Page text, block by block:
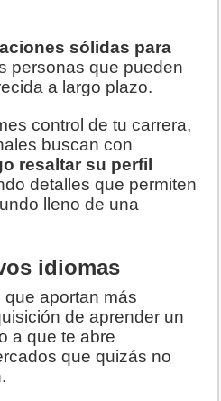
sólidas para
personas que pueden
a largo plazo.
control de tu carrera,
buscan con
resaltar su perfil
detalles que permiten
lleno de una
idiomas
aportan más
de aprender un
a que te abre
que quizás no